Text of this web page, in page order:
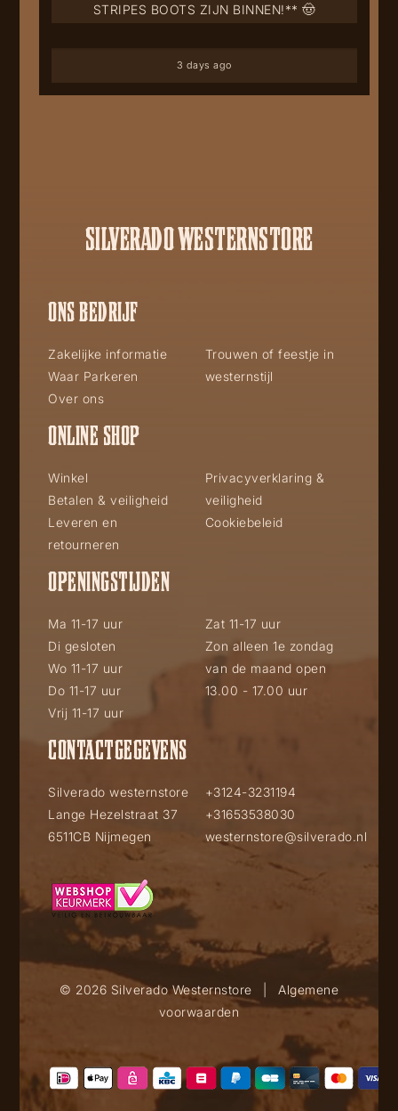
STRIPES BOOTS ZIJN BINNEN!** 🤠
3 days ago
SILVERADO WESTERNSTORE
ONS BEDRIJF
Zakelijke informatie
Waar Parkeren
Over ons
Trouwen of feestje in
westernstijl
ONLINE SHOP
Winkel
Betalen & veiligheid
Leveren en
retourneren
Privacyverklaring &
veiligheid
Cookiebeleid
OPENINGSTIJDEN
Ma 11-17 uur
Di gesloten
Wo 11-17 uur
Do 11-17 uur
Vrij 11-17 uur
Zat 11-17 uur
Zon alleen 1e zondag
van de maand open
13.00 - 17.00 uur
CONTACTGEGEVENS
Silverado westernstore
Lange Hezelstraat 37
6511CB Nijmegen
+3124-3231194
+31653538030
westernstore@silverado.nl
© 2026 Silverado Westernstore
Algemene
voorwaarden